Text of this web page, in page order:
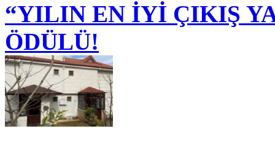
“YILIN EN İYİ ÇIKIŞ
ÖDÜLÜ!